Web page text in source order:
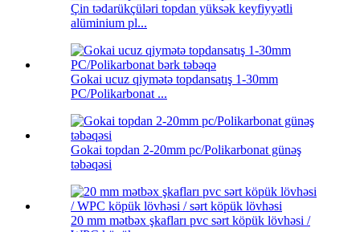
Çin tədarükçüləri topdan yüksək keyfiyyətli
alüminium pl...
Gokai ucuz qiymətə topdansatış 1-30mm
PC/Polikarbonat ...
Gokai topdan 2-20mm pc/Polikarbonat günəş
təbəqəsi
20 mm mətbəx şkafları pvc sərt köpük lövhəsi /